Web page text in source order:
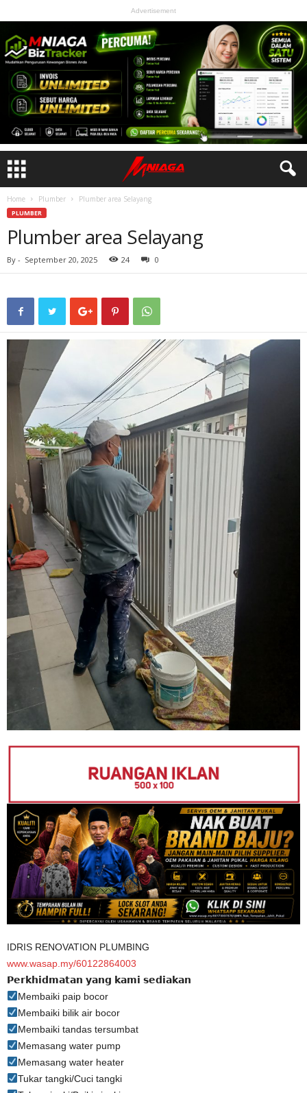
Advertisement
Home Plumber Plumber area Selayang
PLUMBER
Plumber area Selayang
By - September 20, 2025 24 0
IDRIS RENOVATION PLUMBING
www.wasap.my/60122864003
𝗣𝗲𝗿𝗸𝗵𝗶𝗱𝗺𝗮𝘁𝗮𝗻 𝘆𝗮𝗻𝗴 𝗸𝗮𝗺𝗶 𝘀𝗲𝗱𝗶𝗮𝗸𝗮𝗻
Membaiki paip bocor
Membaiki bilik air bocor
Membaiki tandas tersumbat
Memasang water pump
Memasang water heater
Tukar tangki/Cuci tangki